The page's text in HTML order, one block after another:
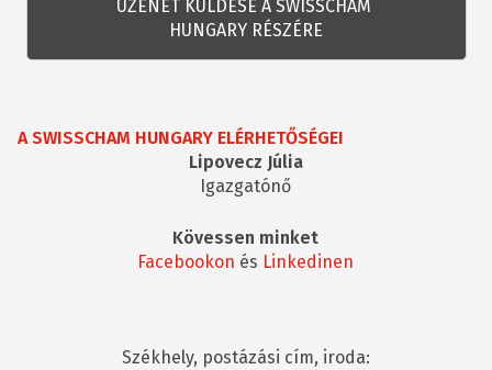
A SWISSCHAM HUNGARY ELÉRHETŐSÉGEI
Lipovecz Júlia
Igazgatónő
Kövessen minket
Facebookon és Linkedinen
Székhely, postázási cím, iroda: